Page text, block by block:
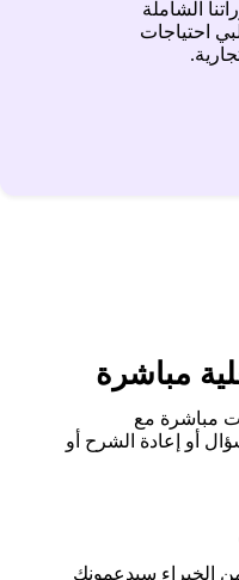
الشاملة
احتياجات
مباشرة
مباشرة مع
أو إعادة الشرح أو
الخبراء سيدعمونك